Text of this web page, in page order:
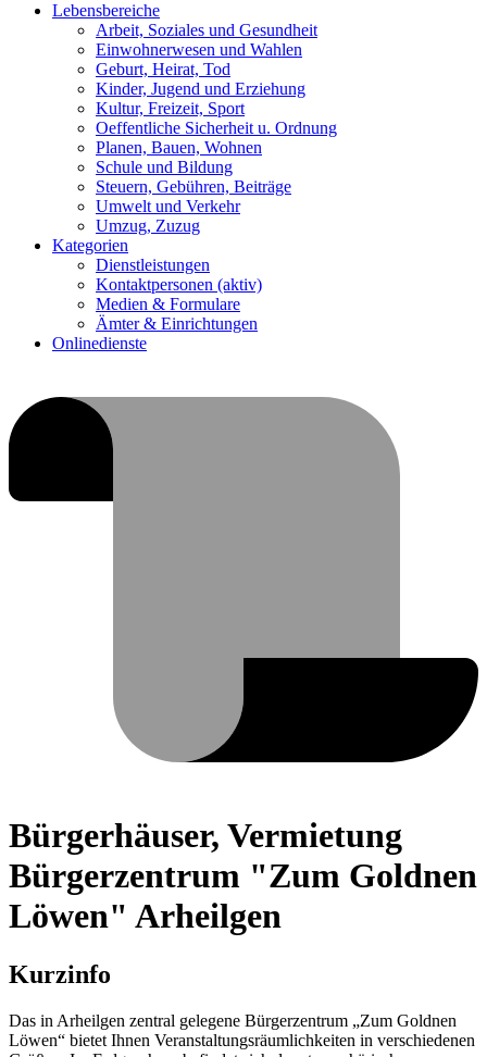
Lebensbereiche
Arbeit, Soziales und Gesundheit
Einwohnerwesen und Wahlen
Geburt, Heirat, Tod
Kinder, Jugend und Erziehung
Kultur, Freizeit, Sport
Oeffentliche Sicherheit u. Ordnung
Planen, Bauen, Wohnen
Schule und Bildung
Steuern, Gebühren, Beiträge
Umwelt und Verkehr
Umzug, Zuzug
Kategorien
Dienstleistungen
Kontaktpersonen (aktiv)
Medien & Formulare
Ämter & Einrichtungen
Onlinedienste
Bürgerhäuser, Vermietung
Bürgerzentrum "Zum Goldnen
Löwen" Arheilgen
Kurzinfo
Das in Arheilgen zentral gelegene Bürgerzentrum „Zum Goldnen
Löwen“ bietet Ihnen Veranstaltungsräumlichkeiten in verschiedenen